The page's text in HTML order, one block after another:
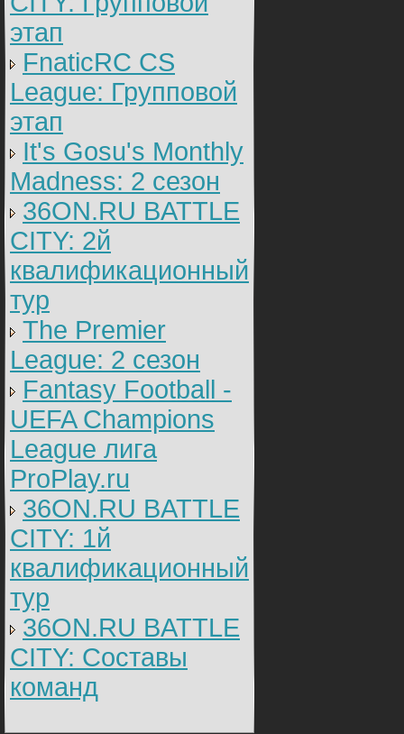
этап
FnaticRC CS
League: Групповой
этап
It's Gosu's Monthly
Madness: 2 сезон
36ON.RU BATTLE
CITY: 2й
квалификационный
тур
The Premier
League: 2 cезон
Fantasy Football -
UEFA Champions
League лига
ProPlay.ru
36ON.RU BATTLE
CITY: 1й
квалификационный
тур
36ON.RU BATTLE
CITY: Составы
команд